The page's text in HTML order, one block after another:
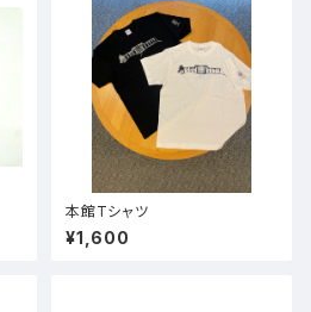
本館Tシャツ
¥1,600